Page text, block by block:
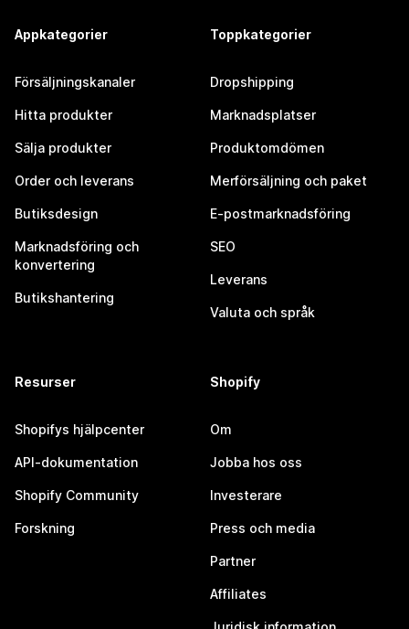
Appkategorier
Försäljningskanaler
Hitta produkter
Sälja produkter
Order och leverans
Butiksdesign
Marknadsföring och
konvertering
Butikshantering
Toppkategorier
Dropshipping
Marknadsplatser
Produktomdömen
Merförsäljning och paket
E-postmarknadsföring
SEO
Leverans
Valuta och språk
Resurser
Shopifys hjälpcenter
API-dokumentation
Shopify Community
Forskning
Shopify
Om
Jobba hos oss
Investerare
Press och media
Partner
Affiliates